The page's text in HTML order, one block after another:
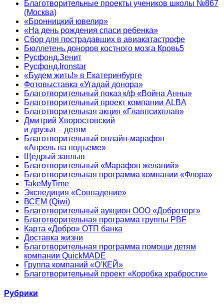
Благотворительные проекты учеников школы №867
(Москва)
«Бронницкий ювелир»
«На день рождения спаси ребенка»
Сбор для пострадавших в авиакатастрофе
Бюллетень доноров костного мозга Кровь5
Русфонд.Зенит
Русфонд.Ironstar
«Будем жить!» в Екатеринбурге
Фотовыставка «Угадай донора»
Благотворительный показ к/ф «Война Анны»
Благотворительный проект компании ALBA
Благотворительная акция «Главпсихплав»
Дмитрий Хворостовский
и друзья – детям
Благотворительный онлайн‑марафон
«Апрель на подъеме»
Щедрый заплыв
Благотворительный «Марафон желаний»
Благотворительная программа компании «Флора»
TakeMyTime
Экспедиция «Совпадение»
ВСЕМ (Qiwi)
Благотворительный аукцион ООО «Доброторг»
Благотворительная программа группы PBF
Карта «Добро» ОТП банка
Доставка жизни
Благотворительная программа помощи детям
компании QuickMADE
Группа компаний «О’КЕЙ»
Благотворительный проект «Коробка храбрости»
Рубрики